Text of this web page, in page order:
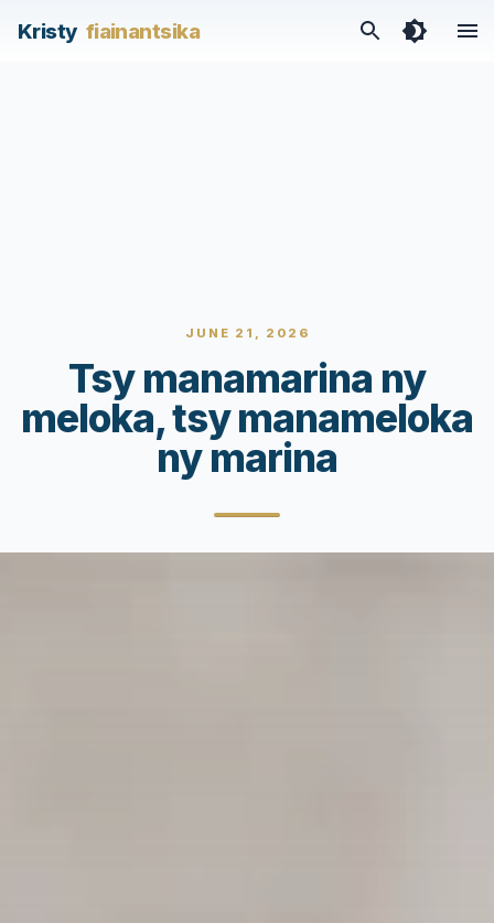
Kristy fiainantsika
JUNE 21, 2026
Tsy manamarina ny
meloka, tsy manameloka
ny marina